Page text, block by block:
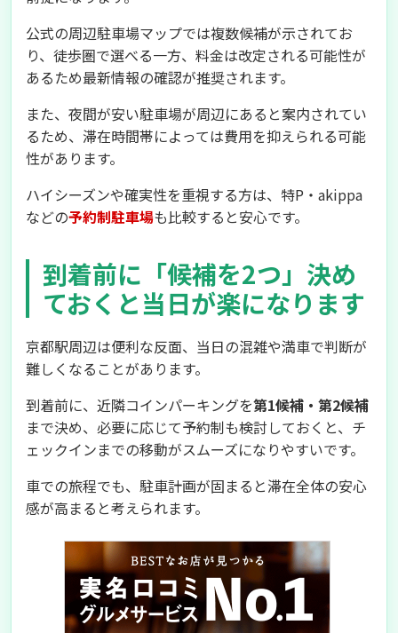
公式の周辺駐車場マップでは複数候補が示されてお
り、徒歩圏で選べる一方、料金は改定される可能性が
あるため最新情報の確認が推奨されます。
また、夜間が安い駐車場が周辺にあると案内されてい
るため、滞在時間帯によっては費用を抑えられる可能
性があります。
ハイシーズンや確実性を重視する方は、特P・akippa
などの予約制駐車場も比較すると安心です。
到着前に「候補を2つ」決め
ておくと当日が楽になります
京都駅周辺は便利な反面、当日の混雑や満車で判断が
難しくなることがあります。
到着前に、近隣コインパーキングを第1候補・第2候補
まで決め、必要に応じて予約制も検討しておくと、チ
ェックインまでの移動がスムーズになりやすいです。
車での旅程でも、駐車計画が固まると滞在全体の安心
感が高まると考えられます。